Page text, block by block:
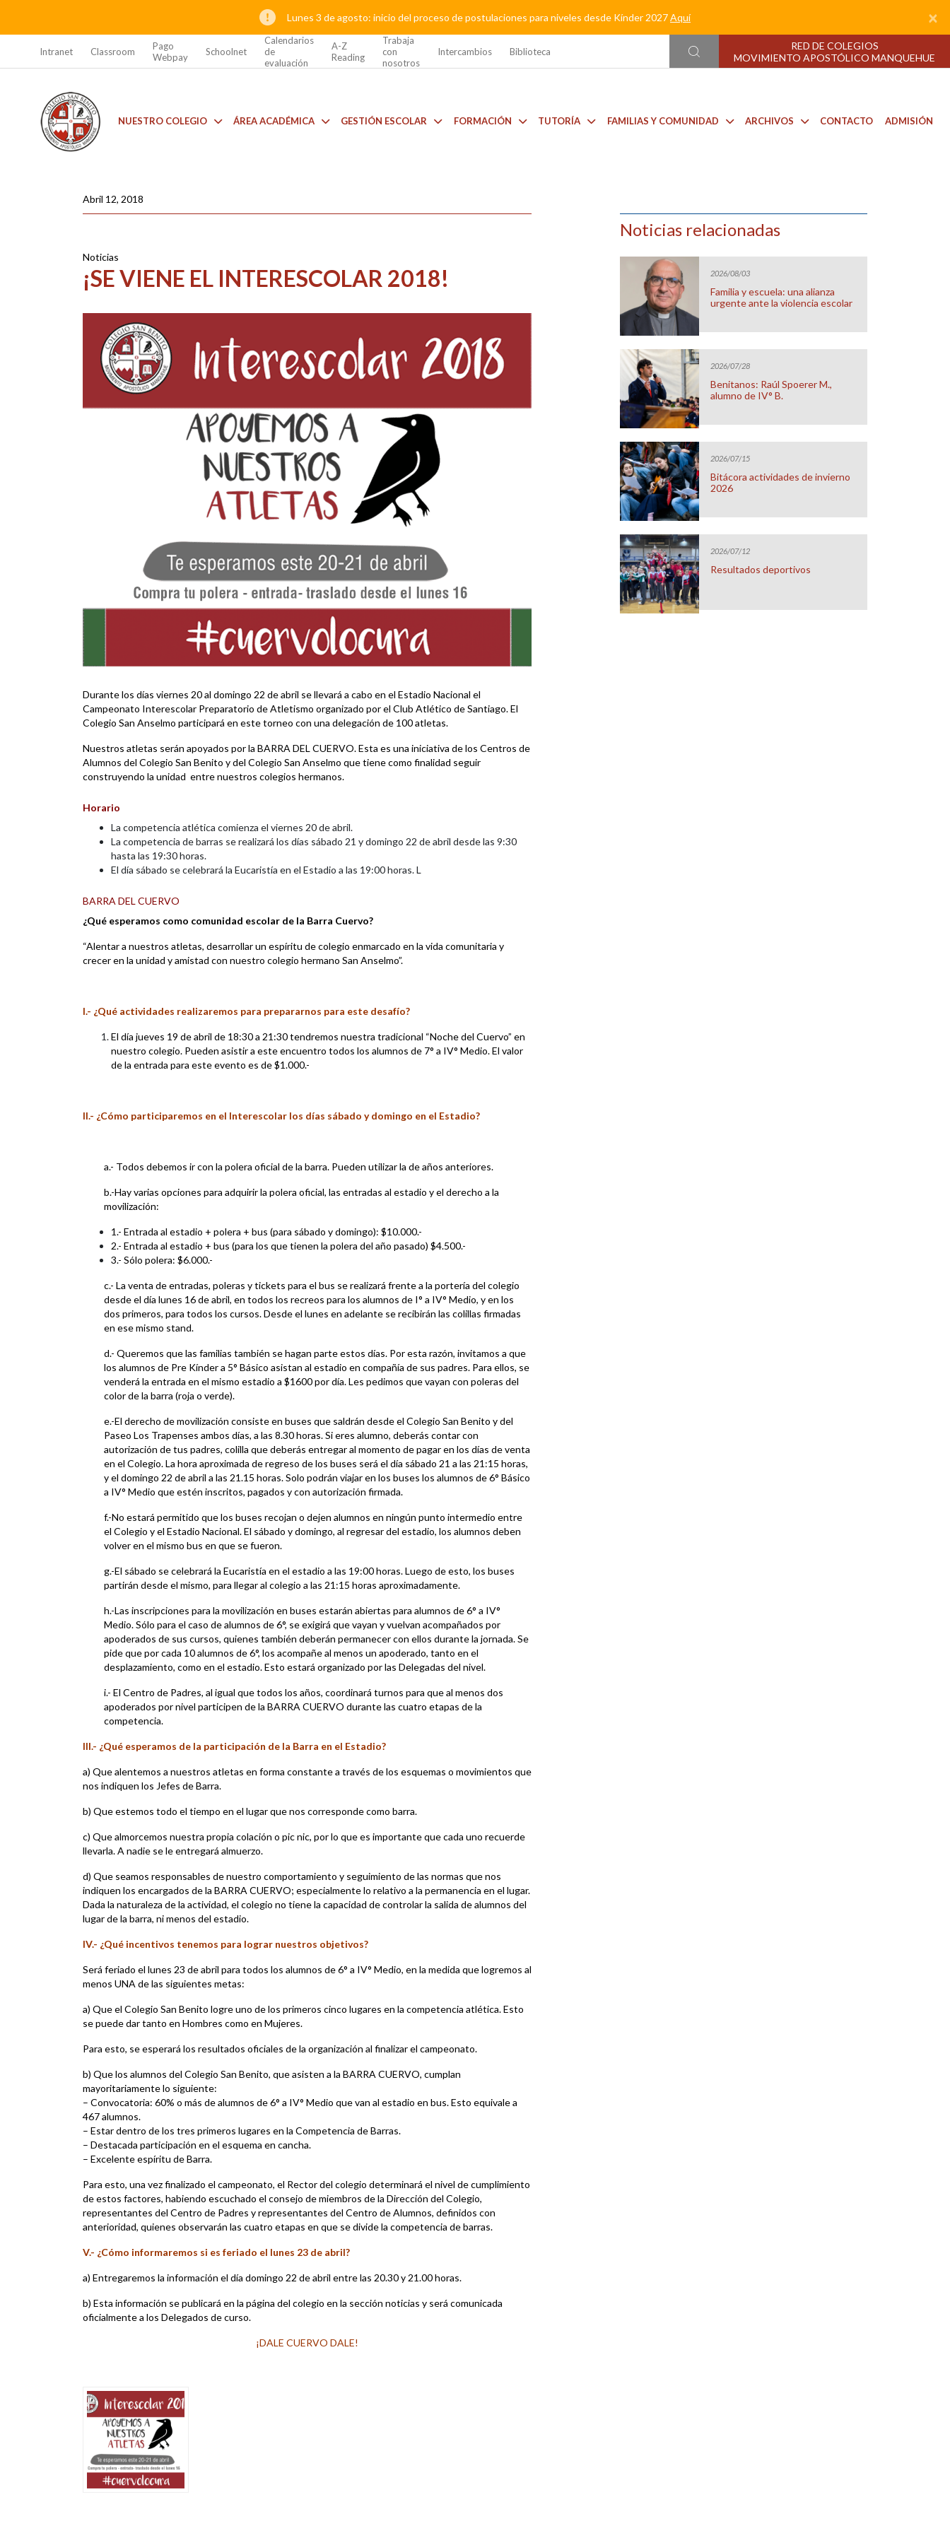
Lunes 3 de agosto: inicio del proceso de postulaciones para niveles desde Kínder 2027Aquí ×
Intranet Classroom
Pago
Webpay
Schoolnet
Calendarios
de
evaluación
A-Z
Reading
Trabaja
con
nosotros
Intercambios Biblioteca
RED DE COLEGIOS
MOVIMIENTO APOSTÓLICO MANQUEHUE
NUESTRO COLEGIO ÁREA ACADÉMICA GESTIÓN ESCOLAR FORMACIÓN TUTORÍA FAMILIAS Y COMUNIDAD ARCHIVOS CONTACTO ADMISIÓN
Abril 12, 2018
Noticias
¡SE VIENE EL INTERESCOLAR 2018!
Durante los días viernes 20 al domingo 22 de abril se llevará a cabo en el Estadio Nacional el
Campeonato Interescolar Preparatorio de Atletismo organizado por el Club Atlético de Santiago. El
Colegio San Anselmo participará en este torneo con una delegación de 100 atletas.
Nuestros atletas serán apoyados por la BARRA DEL CUERVO. Esta es una iniciativa de los Centros de
Alumnos del Colegio San Benito y del Colegio San Anselmo que tiene como finalidad seguir
construyendo la unidad entre nuestros colegios hermanos.
Horario
La competencia atlética comienza el viernes 20 de abril.
La competencia de barras se realizará los días sábado 21 y domingo 22 de abril desde las 9:30
hasta las 19:30 horas.
El día sábado se celebrará la Eucaristía en el Estadio a las 19:00 horas. L
BARRA DEL CUERVO
¿Qué esperamos como comunidad escolar de la Barra Cuervo?
“Alentar a nuestros atletas, desarrollar un espíritu de colegio enmarcado en la vida comunitaria y
crecer en la unidad y amistad con nuestro colegio hermano San Anselmo”.
I.- ¿Qué actividades realizaremos para prepararnos para este desafío?
El día jueves 19 de abril de 18:30 a 21:30 tendremos nuestra tradicional “Noche del Cuervo” en
nuestro colegio. Pueden asistir a este encuentro todos los alumnos de 7° a IV° Medio. El valor
de la entrada para este evento es de $1.000.-
II.- ¿Cómo participaremos en el Interescolar los días sábado y domingo en el Estadio?
a.- Todos debemos ir con la polera oficial de la barra. Pueden utilizar la de años anteriores.
b.-Hay varias opciones para adquirir la polera oficial, las entradas al estadio y el derecho a la
movilización:
1.- Entrada al estadio + polera + bus (para sábado y domingo): $10.000.-
2.- Entrada al estadio + bus (para los que tienen la polera del año pasado) $4.500.-
3.- Sólo polera: $6.000.-
c.- La venta de entradas, poleras y tickets para el bus se realizará frente a la portería del colegio
desde el día lunes 16 de abril, en todos los recreos para los alumnos de I° a IV° Medio, y en los
dos primeros, para todos los cursos. Desde el lunes en adelante se recibirán las colillas firmadas
en ese mismo stand.
d.- Queremos que las familias también se hagan parte estos días. Por esta razón, invitamos a que
los alumnos de Pre Kínder a 5° Básico asistan al estadio en compañía de sus padres. Para ellos, se
venderá la entrada en el mismo estadio a $1600 por día. Les pedimos que vayan con poleras del
color de la barra (roja o verde).
e.-El derecho de movilización consiste en buses que saldrán desde el Colegio San Benito y del
Paseo Los Trapenses ambos días, a las 8.30 horas. Si eres alumno, deberás contar con
autorización de tus padres, colilla que deberás entregar al momento de pagar en los días de venta
en el Colegio. La hora aproximada de regreso de los buses será el día sábado 21 a las 21:15 horas,
y el domingo 22 de abril a las 21.15 horas. Solo podrán viajar en los buses los alumnos de 6° Básico
a IV° Medio que estén inscritos, pagados y con autorización firmada.
f.-No estará permitido que los buses recojan o dejen alumnos en ningún punto intermedio entre
el Colegio y el Estadio Nacional. El sábado y domingo, al regresar del estadio, los alumnos deben
volver en el mismo bus en que se fueron.
g.-El sábado se celebrará la Eucaristía en el estadio a las 19:00 horas. Luego de esto, los buses
partirán desde el mismo, para llegar al colegio a las 21:15 horas aproximadamente.
h.-Las inscripciones para la movilización en buses estarán abiertas para alumnos de 6° a IV°
Medio. Sólo para el caso de alumnos de 6°, se exigirá que vayan y vuelvan acompañados por
apoderados de sus cursos, quienes también deberán permanecer con ellos durante la jornada. Se
pide que por cada 10 alumnos de 6°, los acompañe al menos un apoderado, tanto en el
desplazamiento, como en el estadio. Esto estará organizado por las Delegadas del nivel.
i.- El Centro de Padres, al igual que todos los años, coordinará turnos para que al menos dos
apoderados por nivel participen de la BARRA CUERVO durante las cuatro etapas de la
competencia.
III.- ¿Qué esperamos de la participación de la Barra en el Estadio?
a) Que alentemos a nuestros atletas en forma constante a través de los esquemas o movimientos que
nos indiquen los Jefes de Barra.
b) Que estemos todo el tiempo en el lugar que nos corresponde como barra.
c) Que almorcemos nuestra propia colación o pic nic, por lo que es importante que cada uno recuerde
llevarla. A nadie se le entregará almuerzo.
d) Que seamos responsables de nuestro comportamiento y seguimiento de las normas que nos
indiquen los encargados de la BARRA CUERVO; especialmente lo relativo a la permanencia en el lugar.
Dada la naturaleza de la actividad, el colegio no tiene la capacidad de controlar la salida de alumnos del
lugar de la barra, ni menos del estadio.
IV.- ¿Qué incentivos tenemos para lograr nuestros objetivos?
Será feriado el lunes 23 de abril para todos los alumnos de 6° a IV° Medio, en la medida que logremos al
menos UNA de las siguientes metas:
a) Que el Colegio San Benito logre uno de los primeros cinco lugares en la competencia atlética. Esto
se puede dar tanto en Hombres como en Mujeres.
Para esto, se esperará los resultados oficiales de la organización al finalizar el campeonato.
b) Que los alumnos del Colegio San Benito, que asisten a la BARRA CUERVO, cumplan
mayoritariamente lo siguiente:
– Convocatoria: 60% o más de alumnos de 6° a IV° Medio que van al estadio en bus. Esto equivale a
467 alumnos.
– Estar dentro de los tres primeros lugares en la Competencia de Barras.
– Destacada participación en el esquema en cancha.
– Excelente espíritu de Barra.
Para esto, una vez finalizado el campeonato, el Rector del colegio determinará el nivel de cumplimiento
de estos factores, habiendo escuchado el consejo de miembros de la Dirección del Colegio,
representantes del Centro de Padres y representantes del Centro de Alumnos, definidos con
anterioridad, quienes observarán las cuatro etapas en que se divide la competencia de barras.
V.- ¿Cómo informaremos si es feriado el lunes 23 de abril?
a) Entregaremos la información el día domingo 22 de abril entre las 20.30 y 21.00 horas.
b) Esta información se publicará en la página del colegio en la sección noticias y será comunicada
oficialmente a los Delegados de curso.
¡DALE CUERVO DALE!
Noticias relacionadas
2026/08/03
Familia y escuela: una alianza
urgente ante la violencia escolar
2026/07/28
Benitanos: Raúl Spoerer M.,
alumno de IV° B.
2026/07/15
Bitácora actividades de invierno
2026
2026/07/12
Resultados deportivos